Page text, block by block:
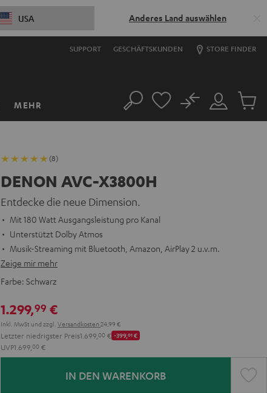
USA Anderes Land auswählen
SUPPORT GESCHÄFTSKUNDEN STORE FINDER
MEHR Suche
Mein
Konto
No
Artikel
(8)
DENON AVC-X3800H
Entdecke die neue Dimension.
Mit 180 Watt Ausgangsleistung pro Kanal
Unterstützt Dolby Atmos
Musik-Streaming mit Bluetooth, Amazon, AirPlay 2 u.v.m.
Zeige mir mehr
Farbe: Schwarz
1.299,99 €
Inkl. MwSt und zzgl. Versandkosten 24,99 €
Letzter niedrigster Preis1.699, 00 € -399,01€
UVP1.699, 00 €
IN DEN WARENKORB